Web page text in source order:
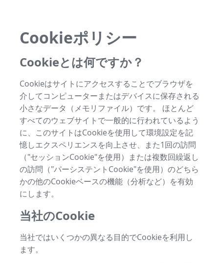
Cookieポリシー
Cookieとは何ですか？
Cookieはサイトにアクセスすることでブラウザを
介してコンピューターまたはデバイスに保存される
小さなデータ（メモリファイル）です。 ほとんど
すべてのウェブサイトで一般的に行われているよう
に、このサイトはCookieを使用して環境設定を記
憶しエクスペリエンスを向上させ、また1回の訪問
（"セッションCookie"を使用）または複数回繰返し
の訪問（"パーシステントCookie"を使用）のどちら
かの他のCookieベースの機能（分析など）を有効
にします。
当社のCookie
当社ではいくつかの異なる目的でCookieを利用し
ます。